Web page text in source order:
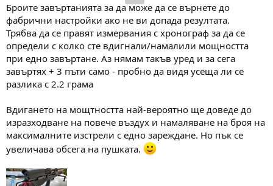
Броите завъртанията за да може да се върнете до
фабрични настройки ако не ви допада резултата.
Трябва да се правят измервания с хронограф за да се
определи с колко сте вдигнали/намалили мощността
при едно завъртане. Аз нямам такъв уред и за сега
завъртях + 3 пъти само - пробно да видя усеща ли се
разлика с 2.2 грама
Вдигането на мощтността най-вероятно ще доведе до
изразходване на повече въздух и намаляване на броя на
максималните изстрели с едно зареждане. Но пък се
увеличава обсега на пушката.